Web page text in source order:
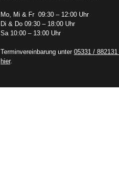
Mo, Mi & Fr 09:30 – 12:00 Uhr
Di & Do 09:30 – 18:00 Uhr
Sa 10:00 – 13:00 Uhr
Terminvereinbarung unter 05331 / 882131
hier.